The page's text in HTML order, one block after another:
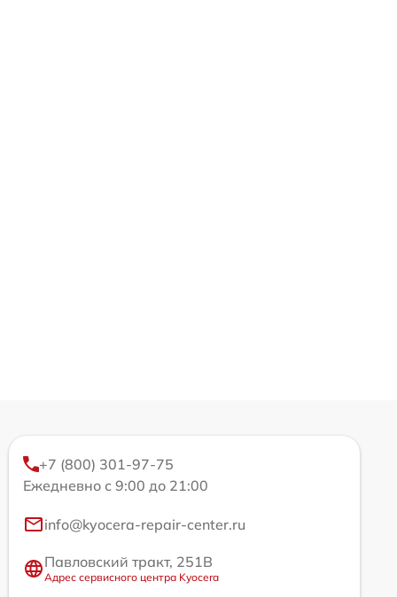
+7 (800) 301-97-75
Ежедневно с 9:00 до 21:00
info@kyocera-repair-center.ru
Павловский тракт, 251В
Адрес сервисного центра Kyocera